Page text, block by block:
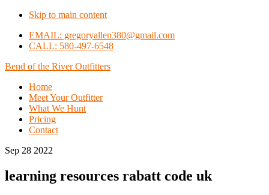
Skip to main content
EMAIL: gregoryallen380@gmail.com
CALL: 580-497-6548
Bend of the River Outfitters
Home
Meet Your Outfitter
What We Hunt
Pricing
Contact
Sep 28 2022
learning resources rabatt code uk